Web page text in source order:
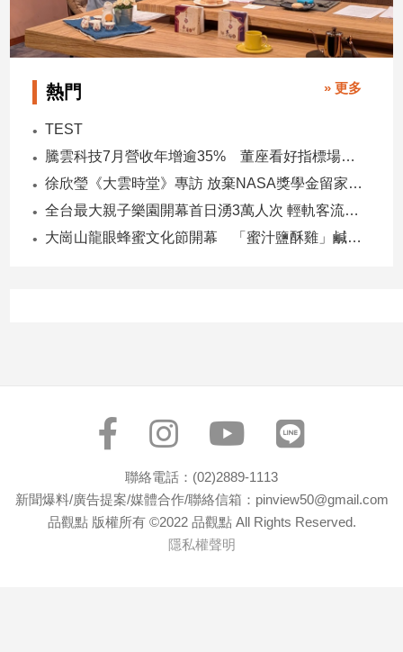
／
電
影
推
遊
戲
運
合
熱門 » 更多
TEST
騰雲科技7月營收年增逾35% 董座看好指標場域複製動能
徐欣瑩《大雲時堂》專訪 放棄NASA獎學金留家鄉 主張雙AI治縣讓城市更科技更有愛
全台最大親子樂園開幕首日湧3萬人次 輕軌客流增20倍
大崗山龍眼蜂蜜文化節開幕 「蜜汁鹽酥雞」鹹甜跨界搶話題
聯絡電話：(02)2889-1113
新聞爆料/廣告提案/媒體合作/聯絡信箱：pinview50@gmail.com
品觀點 版權所有 ©2022 品觀點 All Rights Reserved.
隱私權聲明